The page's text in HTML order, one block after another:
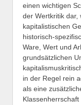
einen wichtigen
der Wertkritik dar,
kapitalistischen
historisch-
Ware, Wert und
grundsätzlichen
in der Regel rein
als eine